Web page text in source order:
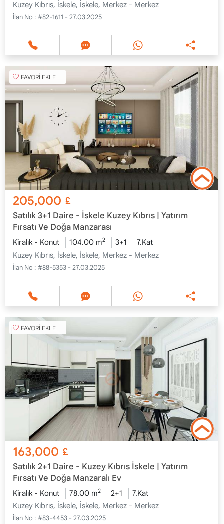
Kuzey Kıbrıs, İskele, İskele, Merkez - Merkez
İlan No : #82-1611 - 27.03.2025
FAVORİ EKLE
205,000 £
Satılık 3+1 Daire - İskele Kuzey Kıbrıs | Yatırım
Fırsatı Ve Doğa Manzarası
Kiralık - Konut 104.00 m2 3+1
7.Kat
Kuzey Kıbrıs, İskele, İskele, Merkez - Merkez
İlan No : #88-5353 - 27.03.2025
FAVORİ EKLE
163,000 £
Satılık 2+1 Daire - Kuzey Kıbrıs İskele | Yatırım
Fırsatı Ve Doğa Manzaralı Ev
Kiralık - Konut 78.00 m2 2+1
7.Kat
Kuzey Kıbrıs, İskele, İskele, Merkez - Merkez
İlan No : #83-4453 - 27.03.2025